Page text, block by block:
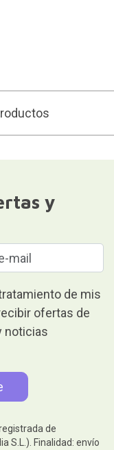
y
de mis
ofertas de
noticias
de
S.L.). Finalidad: envío